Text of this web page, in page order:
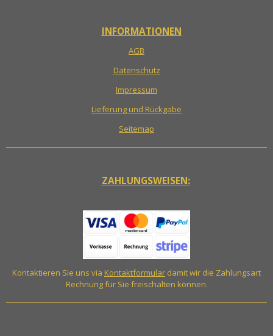
INFORMATIONEN
AGB
Datenschutz
Impressum
Lieferung und Rückgabe
Seitemap
ZAHLUNGSWEISEN:
Kontaktieren Sie uns via Kontaktformular damit wir die Zahlungsart
Rechnung für Sie freischalten können.